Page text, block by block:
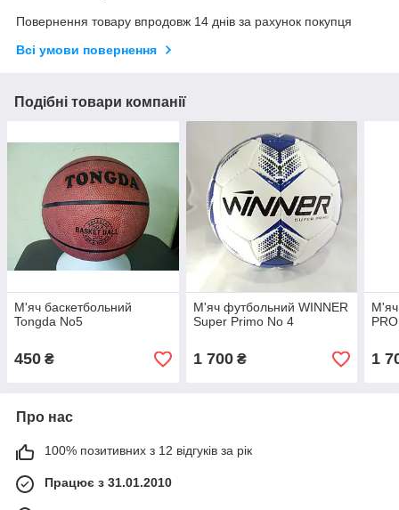
Повернення товару впродовж 14 днів за рахунок покупця
Всі умови повернення
Подібні товари компанії
М'яч баскетбольний
Tongda No5
450 ₴
М'яч футбольний WINNER
Super Primo No 4
1 700₴
М'яч
1
Про нас
100% позитивних з 12 відгуків за рік
Працює з 31.01.2010